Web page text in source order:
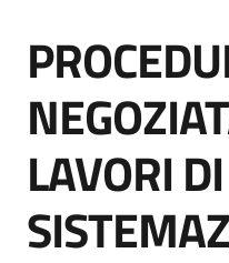
strumenti
di
Supporto
Salta al contenuto
LAVORI DI